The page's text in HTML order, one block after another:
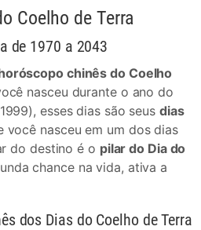
Coelho de Terra
de 1970 a 2043
chinês do Coelho
nasceu durante o ano do
esses dias são seus dias
você nasceu em um dos dias
do destino é o pilar do Dia do
chance na vida, ativa a
dos Dias do Coelho de Terra